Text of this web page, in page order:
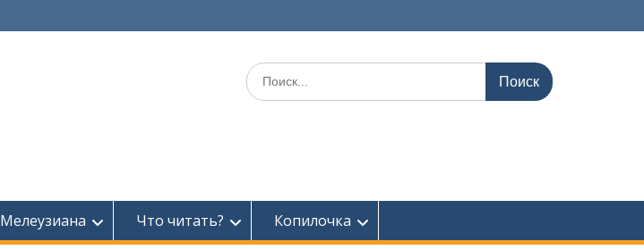
Поиск
по:
Мелеузиана Что читать? Копилочка